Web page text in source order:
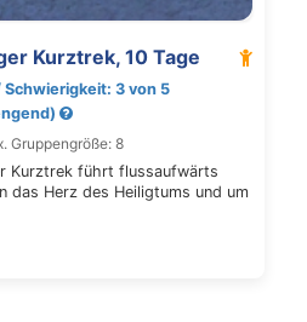
Kurztrek, 10 Tage
Schwierigkeit: 3 von 5
Gruppengröße: 8
Kurztrek führt flussaufwärts
das Herz des Heiligtums und um